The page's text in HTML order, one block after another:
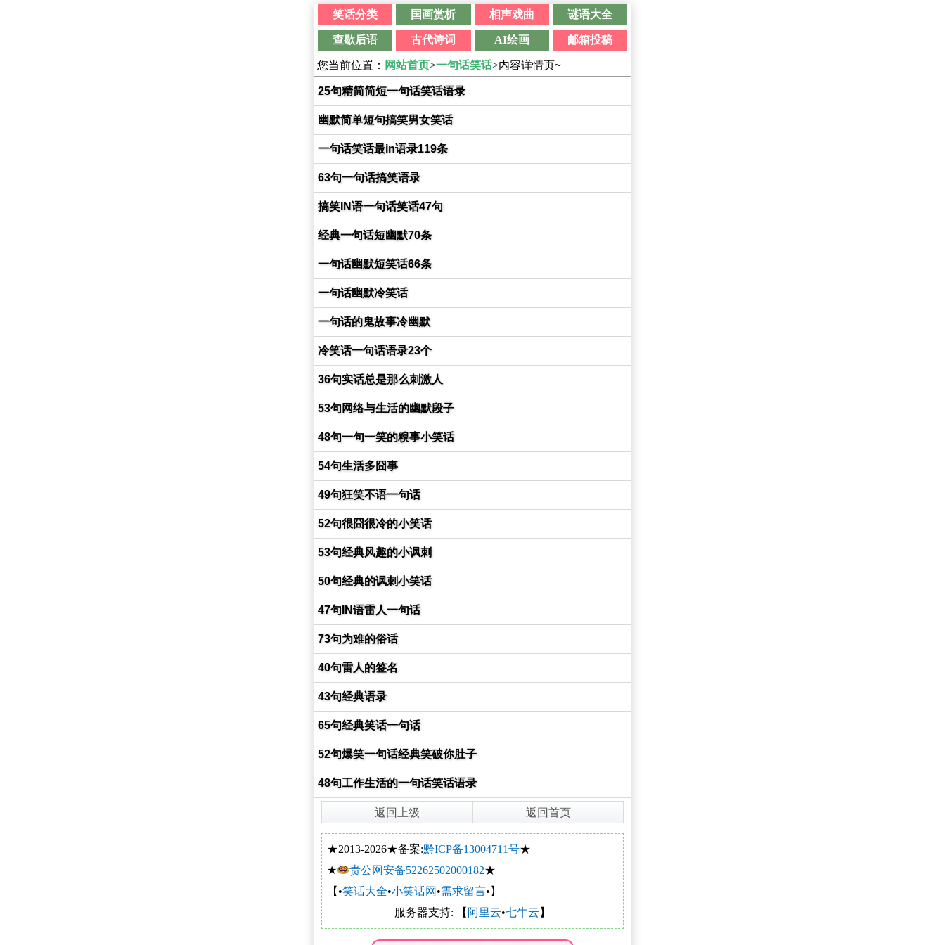
笑话分类 国画赏析 相声戏曲 谜语大全
查歇后语 古代诗词 AI绘画 邮箱投稿
您当前位置： 网站首页>一句话笑话>内容详情页~
25句精简简短一句话笑话语录
幽默简单短句搞笑男女笑话
一句话笑话最in语录119条
63句一句话搞笑语录
搞笑IN语一句话笑话47句
经典一句话短幽默70条
一句话幽默短笑话66条
一句话幽默冷笑话
一句话的鬼故事冷幽默
冷笑话一句话语录23个
36句实话总是那么刺激人
53句网络与生活的幽默段子
48句一句一笑的糗事小笑话
54句生活多囧事
49句狂笑不语一句话
52句很囧很冷的小笑话
53句经典风趣的小讽刺
50句经典的讽刺小笑话
47句IN语雷人一句话
73句为难的俗话
40句雷人的签名
43句经典语录
65句经典笑话一句话
52句爆笑一句话经典笑破你肚子
48句工作生活的一句话笑话语录
返回上级 返回首页
★2013-2026★备案:黔ICP备13004711号★
★
贵公网安备52262502000182★
【•笑话大全•小笑话网 •需求留言•】
服务器支持: 【 阿里云•七牛云 】